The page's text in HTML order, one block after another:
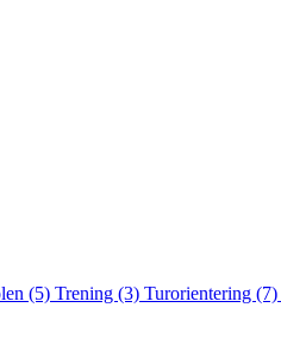
(5) Trening (3) Turorientering (7)